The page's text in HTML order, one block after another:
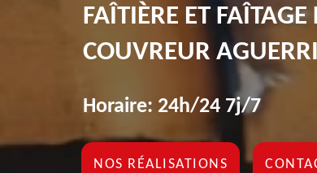
FAÎTIÈRE ET
COUVREUR AGUERRI
Horaire: 24h/24 7j/7
NOS RÉALISATIONS